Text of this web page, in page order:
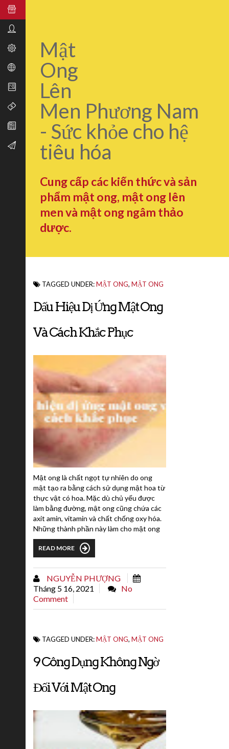
Mật
Ong
Lên
Men Phương Nam
- Sức khỏe cho hệ
tiêu hóa
Cung cấp các kiến thức và sản
phẩm mật ong, mật ong lên
men và mật ong ngâm thảo
dược.
TAGGED UNDER:MẬT ONG, MẬT ONG
Dấu Hiệu Dị Ứng Mật Ong
Và Cách Khắc Phục
Mật ong là chất ngọt tự nhiên do ong
mật tạo ra bằng cách sử dụng mật hoa từ
thực vật có hoa. Mặc dù chủ yếu được
làm bằng đường, mật ong cũng chứa các
axit amin, vitamin và chất chống oxy hóa.
Những thành phần này làm cho mật ong
trở thành một liệu pháp chữa bệnh tự
nhiên. Đó là một phương pháp chữa ho
phổ biến.Mặc dù mật ong có một số lợi
ích tự nhiên cho sức khỏe , nhưng một số
người cũng có thể phản ứng dị...
READ MORE
NGUYỄN PHƯỢNG
Tháng 5 16, 2021
No
Comment
TAGGED UNDER:MẬT ONG, MẬT ONG
9 Công Dụng Không Ngờ
Đối Với Mật Ong